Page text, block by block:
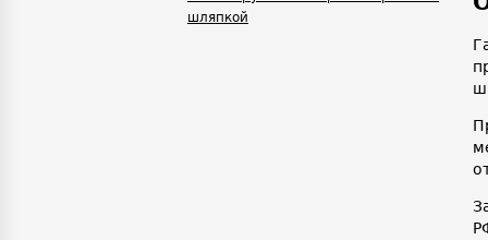
шляпкой